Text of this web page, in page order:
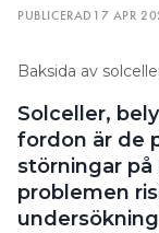
PUBLICERAD 17 APR
Baksida av
Solceller,
fordon är de
störningar på
problemen